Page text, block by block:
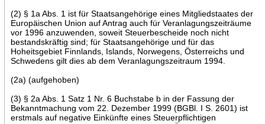
(2) § 1a Abs. 1 ist für Staatsangehörige eines Mitgliedstaates der
Europäischen Union auf Antrag auch für Veranlagungszeiträume
vor 1996 anzuwenden, soweit Steuerbescheide noch nicht
bestandskräftig sind; für Staatsangehörige und für das
Hoheitsgebiet Finnlands, Islands, Norwegens, Österreichs und
Schwedens gilt dies ab dem Veranlagungszeitraum 1994.
(2a) (aufgehoben)
(3) § 2a Abs. 1 Satz 1 Nr. 6 Buchstabe b in der Fassung der
Bekanntmachung vom 22. Dezember 1999 (BGBl. I S. 2601) ist
erstmals auf negative Einkünfte eines Steuerpflichtigen